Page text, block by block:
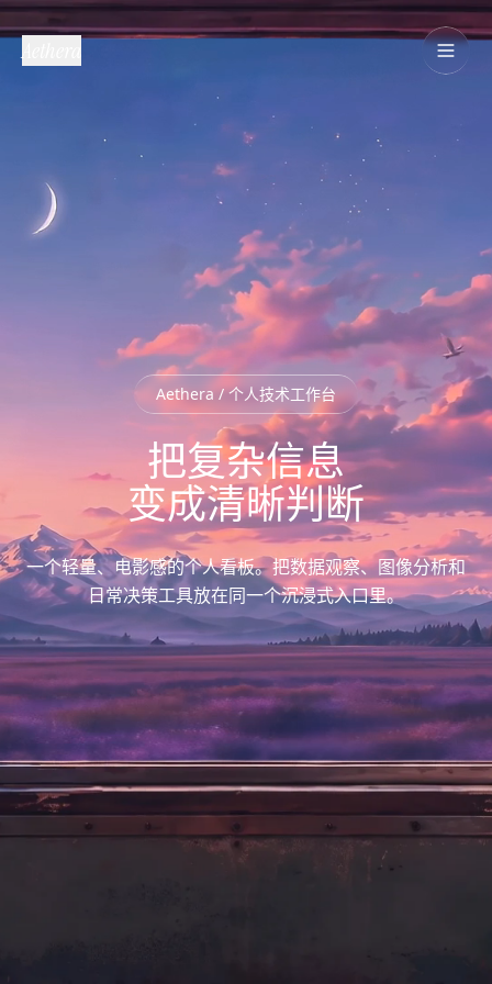
Aethera / 个人技术工作台
把复杂信息
变成清晰判断
一个轻量、电影感的个人看板。把数据观察、图像分析和
日常决策工具放在同一个沉浸式入口里。